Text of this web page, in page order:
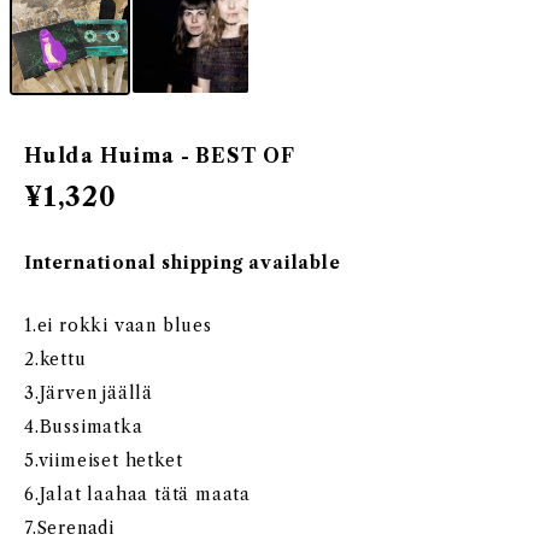
Hulda Huima - BEST OF
¥1,320
International shipping available
1.ei rokki vaan blues
2.kettu
3.Järven jäällä
4.Bussimatka
5.viimeiset hetket
6.Jalat laahaa tätä maata
7.Serenadi